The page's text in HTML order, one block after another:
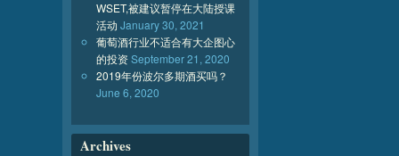
WSET,被建议暂停在大陆授课
活动 January 30, 2021
葡萄酒行业不适合有大企图心
的投资September 21, 2020
2019年份波尔多期酒买吗？
June 6, 2020
Archives